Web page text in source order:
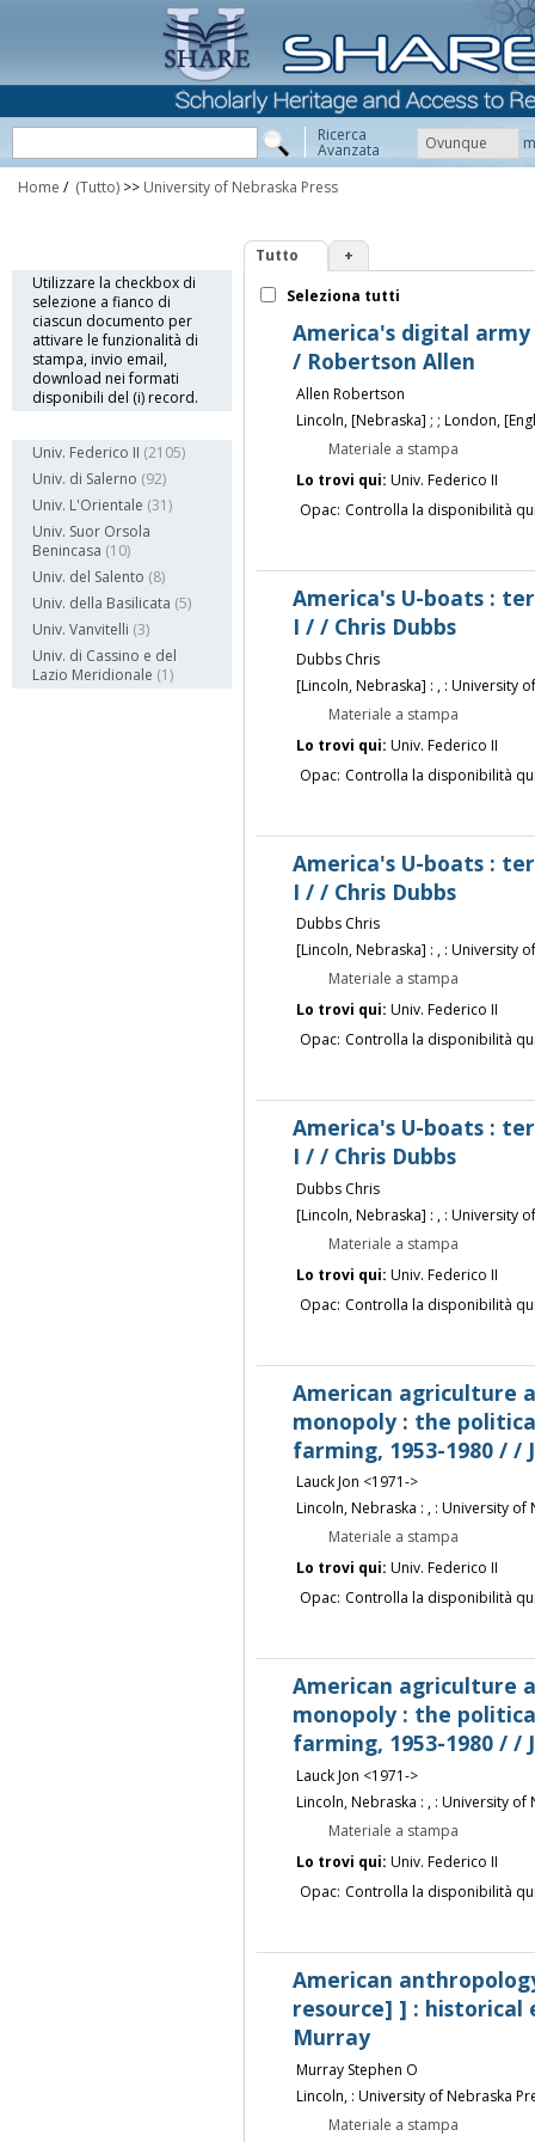
Ricerca
Avanzata Ovunque
Home / (Tutto) >> University of Nebraska Press
Utilizzare la checkbox di
selezione a fianco di
ciascun documento per
attivare le funzionalità di
stampa, invio email,
download nei formati
disponibili del (i) record.
Univ. Federico II (2105)
Univ. di Salerno (92)
Univ. L'Orientale (31)
Univ. Suor Orsola
Benincasa (10)
Univ. del Salento (8)
Univ. della Basilicata (5)
Univ. Vanvitelli (3)
Univ. di Cassino e del
Lazio Meridionale (1)
Tutto +
Seleziona tutti
America's digital
/ Robertson Allen
Allen Robertson
Lincoln, [Nebraska] ; ; London,
Materiale a stampa
Lo trovi qui: Univ. Federico II
Opac: Controlla la disponibilità
America's U-boats :
I / / Chris Dubbs
Dubbs Chris
[Lincoln, Nebraska] : , : University
Materiale a stampa
Lo trovi qui: Univ. Federico II
Opac: Controlla la disponibilità
America's U-boats :
I / / Chris Dubbs
Dubbs Chris
[Lincoln, Nebraska] : , : University
Materiale a stampa
Lo trovi qui: Univ. Federico II
Opac: Controlla la disponibilità
America's U-boats :
I / / Chris Dubbs
Dubbs Chris
[Lincoln, Nebraska] : , : University
Materiale a stampa
Lo trovi qui: Univ. Federico II
Opac: Controlla la disponibilità
American agriculture
monopoly : the
farming, 1953-1980 / /
Lauck Jon <1971->
Lincoln, Nebraska : , : University of
Materiale a stampa
Lo trovi qui: Univ. Federico II
Opac: Controlla la disponibilità
American agriculture
monopoly : the
farming, 1953-1980 / /
Lauck Jon <1971->
Lincoln, Nebraska : , : University of
Materiale a stampa
Lo trovi qui: Univ. Federico II
Opac: Controlla la disponibilità
American
resource] ] : historical
Murray
Murray Stephen O
Lincoln, : University of Nebraska
Materiale a stampa